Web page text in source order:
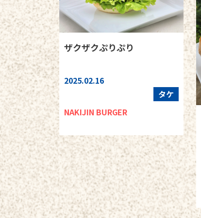
ザクザクぷりぷり
2025.02.16
タケ
NAKIJIN BURGER